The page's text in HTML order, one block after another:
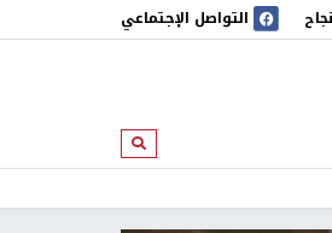
التواصل الإجتماعي
ابحث